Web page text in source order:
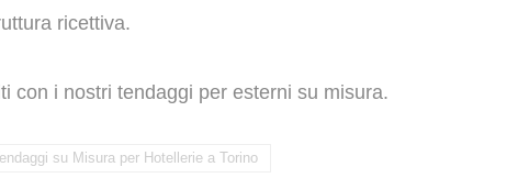
ricettiva.
con i nostri tendaggi per esterni su misura.
su Misura per Hotellerie a Torino